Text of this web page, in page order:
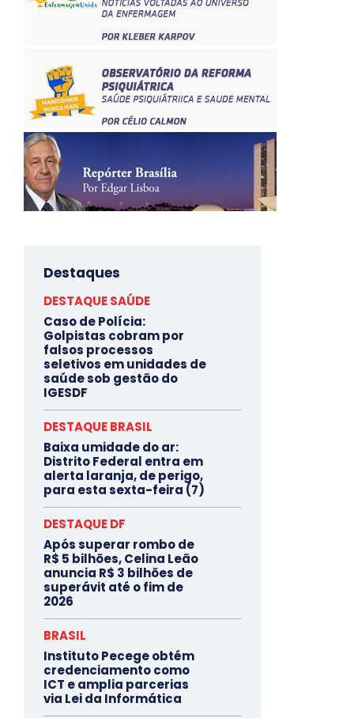
Destaques
DESTAQUE SAÚDE
Caso de Polícia:
Golpistas cobram por
falsos processos
seletivos em unidades de
saúde sob gestão do
IGESDF
DESTAQUE BRASIL
Baixa umidade do ar:
Distrito Federal entra em
alerta laranja, de perigo,
para esta sexta-feira (7)
DESTAQUE DF
Após superar rombo de
R$ 5 bilhões, Celina Leão
anuncia R$ 3 bilhões de
superávit até o fim de
2026
BRASIL
Instituto Pecege obtém
credenciamento como
ICT e amplia parcerias
via Lei da Informática